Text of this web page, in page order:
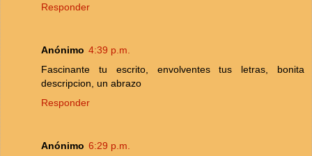
Responder
Anónimo 4:39 p.m.
Fascinante tu escrito, envolventes tus letras, bonita
descripcion, un abrazo
Responder
Anónimo 6:29 p.m.